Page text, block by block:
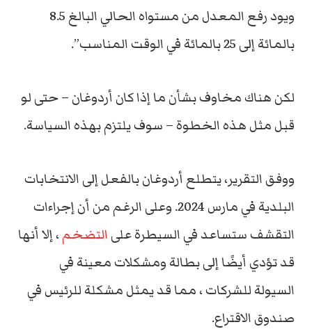
ويود رفع المعدل من مستواه الحالي البالغ 8.5
بالمائة إلى 25 بالمائة في الوقت المناسب”.
لكن هناك مخاوف بشأن ما إذا كان أردوغان – حتى لو
قبل مثل هذه الخطوة – سوف يلتزم بهذه السياسة.
ووفق التقرير، يتطلع أردوغان بالفعل إلى الانتخابات
البلدية في مارس 2024. وعلى الرغم من أن إجراءات
التقشف ستساعد في السيطرة علىالتضخم، إلا أنها
قد تؤدي أيضًا إلى بطالة ومشكلات معينة في
السيولة للشركات ، مما قد يمثل مشكلة للرئيس في
صندوق الاقتراع.